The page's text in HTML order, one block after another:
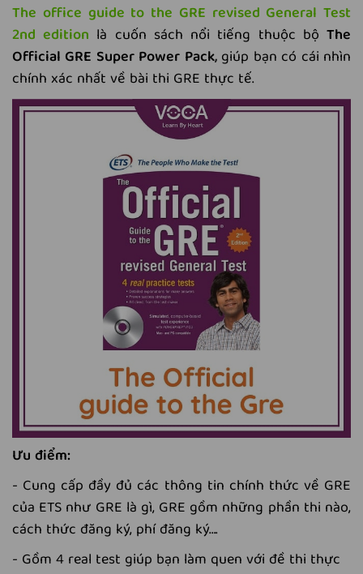
The office guide to the GRE revised General Test
2nd edition là cuốn sách nổi tiếng thuộc bộThe
Official GRE Super Power Pack,giúp bạn có cái nhìn
chính xác nhất về bài thi GRE thực tế.
Ưu điểm:
- Cung cấp đầy đủ các thông tin chính thức về GRE
của ETS như GRE là gì, GRE gồm những phần thi nào,
cách thức đăng ký, phí đăng ký….
- Gồm 4 real test giúp bạn làm quen với đề thi thực